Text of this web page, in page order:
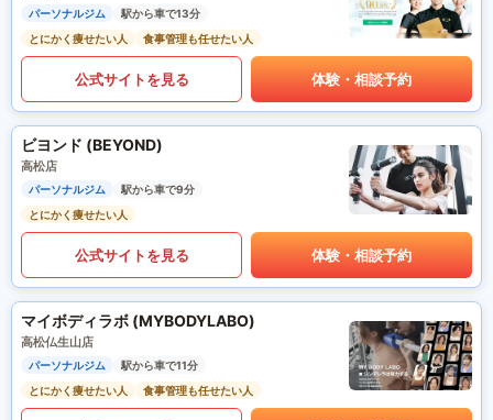
パーソナルジム
駅から車で13分
とにかく痩せたい人
食事管理も任せたい人
公式サイトを見る 体験・相談予約
ビヨンド (BEYOND)
高松店
パーソナルジム
駅から車で9分
とにかく痩せたい人
公式サイトを見る 体験・相談予約
マイボディラボ (MYBODYLABO)
高松仏生山店
パーソナルジム
駅から車で11分
とにかく痩せたい人
食事管理も任せたい人